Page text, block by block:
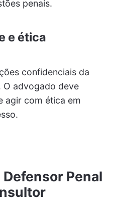
penais.
e ética
confidenciais da
O advogado deve
agir com ética em
Penal